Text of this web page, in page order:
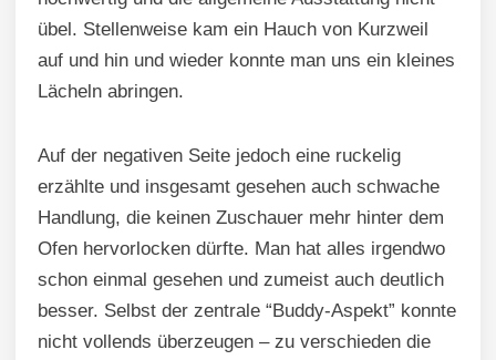
übel. Stellenweise kam ein Hauch von Kurzweil
auf und hin und wieder konnte man uns ein kleines
Lächeln abringen.
Auf der negativen Seite jedoch eine ruckelig
erzählte und insgesamt gesehen auch schwache
Handlung, die keinen Zuschauer mehr hinter dem
Ofen hervorlocken dürfte. Man hat alles irgendwo
schon einmal gesehen und zumeist auch deutlich
besser. Selbst der zentrale “Buddy-Aspekt” konnte
nicht vollends überzeugen – zu verschieden die